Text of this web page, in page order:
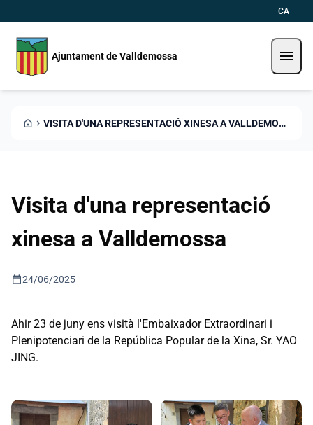
CA
Ajuntament de Valldemossa menu
HOME CHEVRON_RIGHT VISITA D'UNA REPRESENTACIÓ XINESA A VALLDEMOSSA
Visita d'una representació
xinesa a Valldemossa
calendar_today24/06/2025
Ahir 23 de juny ens visità l'Embaixador Extraordinari i
Plenipotenciari de la República Popular de la Xina, Sr. YAO
JING.